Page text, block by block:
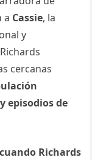
a Cassie, la
y
cercanas
episodios de
Richards